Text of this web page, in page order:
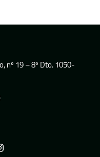
nº 19 – 8º Dto. 1050-